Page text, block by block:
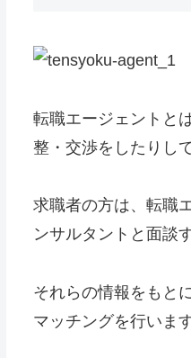
転職エージェントと
整・交渉をしたりし
求職者の方は、転職
ンサルタントと面談
それらの情報をもと
マッチングを行います